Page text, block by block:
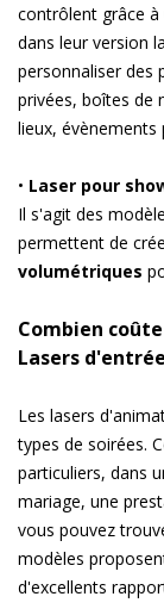
contrôlent grâce à
dans leur version
personnaliser des
privées, boîtes de
lieux, évènements
• Laser pour
Il s'agit des
permettent de
volumétriques
Combien
Lasers
Les lasers
types de soirées.
particuliers, dans
mariage, une
vous pouvez
modèles
d'excellents